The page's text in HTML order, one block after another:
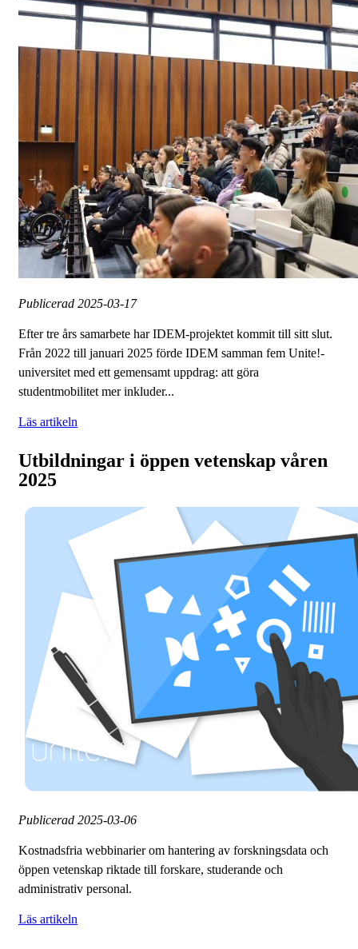
Publicerad 2025-03-17
Efter tre års samarbete har IDEM-projektet kommit till sitt slut.
Från 2022 till januari 2025 förde IDEM samman fem Unite!-
universitet med ett gemensamt uppdrag: att göra
studentmobilitet mer inkluder...
Läs artikeln
Utbildningar i öppen vetenskap våren
2025
Publicerad 2025-03-06
Kostnadsfria webbinarier om hantering av forskningsdata och
öppen vetenskap riktade till forskare, studerande och
administrativ personal.
Läs artikeln